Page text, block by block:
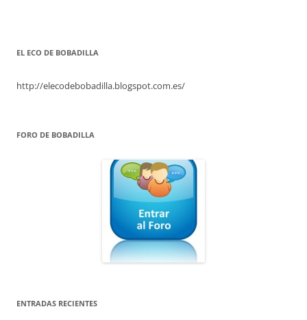
EL ECO DE BOBADILLA
http://elecodebobadilla.blogspot.com.es/
FORO DE BOBADILLA
ENTRADAS RECIENTES